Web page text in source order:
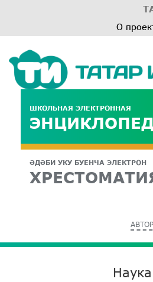
О
ШКОЛЬНАЯ ЭЛЕКТРОННАЯ
ӘДӘБИ УКУ БУЕНЧА ЭЛЕКТРОН
Наука